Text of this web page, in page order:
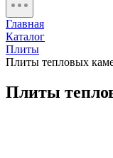
Главная
Каталог
Плиты
Плиты тепловых
Плиты